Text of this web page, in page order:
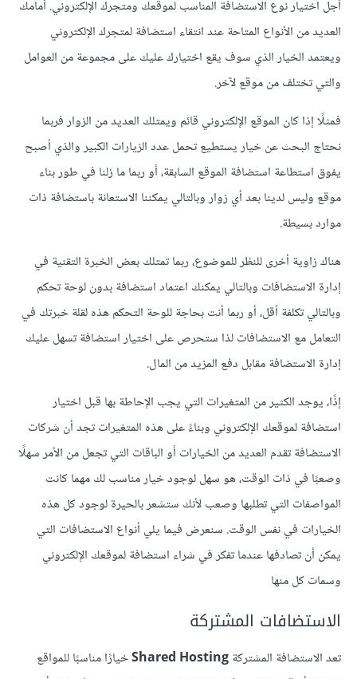
أجل اختيار نوع الاستضافة المناسب لموقعك ومتجرك الإلكتروني. أمامك
العديد من الأنواع المتاحة عند انتقاء استضافة لمتجرك الإلكتروني
ويعتمد الخيار الذي سوف يقع اختيارك عليك على مجموعة من العوامل
والتي تختلف من موقع لآخر.
فمثلًا إذا كان الموقع الإلكتروني قائم ويمتلك العديد من الزوار فربما
نحتاج البحث عن خيار يستطيع تحمل عدد الزيارات الكبير والذي أصبح
يفوق استطاعة استضافة الموقع السابقة، أو ربما ما زلنا في طور بناء
موقع وليس لدينا بعد أي زوار وبالتالي يمكننا الاستعانة باستضافة ذات
موارد بسيطة.
هناك زاوية أخرى للنظر للموضوع، ربما تمتلك بعض الخبرة التقنية في
إدارة الاستضافات وبالتالي يمكنك اعتماد استضافة بدون لوحة تحكم
وبالتالي تكلفة أقل، أو ربما أنت بحاجة للوحة التحكم هذه لقلة خبرتك في
التعامل مع الاستضافات لذا ستحرص على اختيار استضافة تسهل عليك
إدارة الاستضافة مقابل دفع المزيد من المال.
إذًا، يوجد الكثير من المتغيرات التي يجب الإحاطة بها قبل اختيار
استضافة لموقعك الإلكتروني وبناءً على هذه المتغيرات تجد أن شركات
الاستضافة تقدم العديد من الخيارات أو الباقات التي تجعل من الأمر سهلًا
وصعبًا في ذات الوقت، هو سهل لوجود خيار مناسب لك مهما كانت
المواصفات التي تطلبها وصعب لأنك ستشعر بالحيرة لوجود كل هذه
الخيارات في نفس الوقت. سنعرض فيما يلي أنواع الاستضافات التي
يمكن أن تصادفها عندما تفكر في شراء استضافة لموقعك الإلكتروني
وسمات كل منها
الاستضافات المشتركة
تعد الاستضافة المشتركةShared Hostingخيارًا مناسبًا للمواقع